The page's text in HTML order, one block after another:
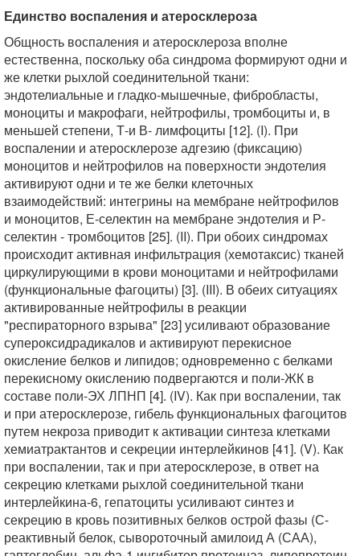
Единство воспаления и атеросклероза
Общность воспаления и атеросклероза вполне
естественна, поскольку оба синдрома формируют одни и
же клетки рыхлой соединительной ткани:
эндотелиальные и гладко-мышечные, фибробласты,
моноциты и макрофаги, нейтрофилы, тромбоциты и, в
меньшей степени, Т-и В- лимфоциты [12]. (I). При
воспалении и атеросклерозе адгезию (фиксацию)
моноцитов и нейтрофилов на поверхности эндотелия
активируют одни и те же белки клеточных
взаимодействий: интегрины на мембране нейтрофилов
и моноцитов, Е-селектин на мембране эндотелия и Р-
селектин - тромбоцитов [25]. (II). При обоих синдромах
происходит активная инфильтрация (хемотаксис) тканей
циркулирующими в крови моноцитами и нейтрофилами
(функциональные фагоциты) [3]. (III). В обеих ситуациях
активированные нейтрофилы в реакции
"респираторного взрыва" [23] усиливают образование
супероксидрадикалов и активируют перекисное
окисление белков и липидов; одновременно с белками
перекисному окислению подвергаются и поли-ЖК в
составе поли-ЭХ ЛПНП [4]. (IV). Как при воспалении, так
и при атеросклерозе, гибель функциональных фагоцитов
путем некроза приводит к активации синтеза клетками
хемиатрактантов и секреции интерлейкинов [41]. (V). Как
при воспалении, так и при атеросклерозе, в ответ на
секрецию клетками рыхлой соединительной ткани
интерлейкина-6, гепатоциты усиливают синтез и
секрецию в кровь позитивных белков острой фазы (С-
реактивный белок, сывороточный амилоид А (САА),